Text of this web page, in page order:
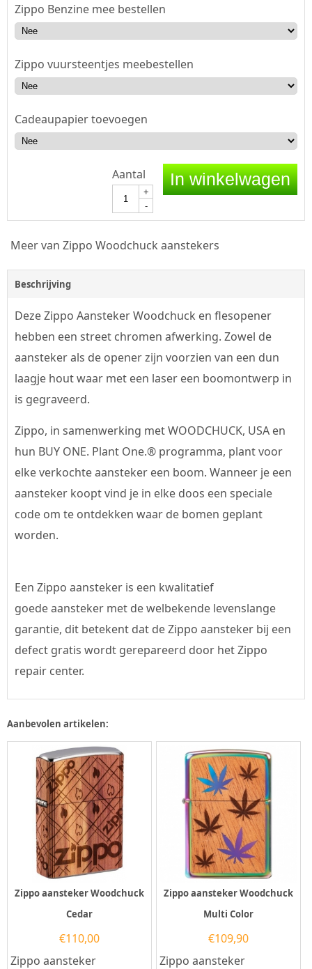
Zippo Benzine mee bestellen
Zippo vuursteentjes meebestellen
Cadeaupapier toevoegen
Aantal
+
-
In winkelwagen
Meer van Zippo Woodchuck aanstekers
Beschrijving
Deze Zippo Aansteker Woodchuck en flesopener
hebben een street chromen afwerking. Zowel de
aansteker als de opener zijn voorzien van een dun
laagje hout waar met een laser een boomontwerp in
is gegraveerd.
Zippo, in samenwerking met WOODCHUCK, USA en
hun BUY ONE. Plant One.® programma, plant voor
elke verkochte aansteker een boom. Wanneer je een
aansteker koopt vind je in elke doos een speciale
code om te ontdekken waar de bomen geplant
worden.
Een Zippo aansteker is een kwalitatief
goede aansteker met de welbekende levenslange
garantie, dit betekent dat de Zippo aansteker bij een
defect gratis wordt gerepareerd door het Zippo
repair center.
Aanbevolen artikelen:
Zippo aansteker Woodchuck
Cedar
€110,00
Zippo aansteker
Zippo aansteker Woodchuck
Multi Color
€109,90
Zippo aansteker